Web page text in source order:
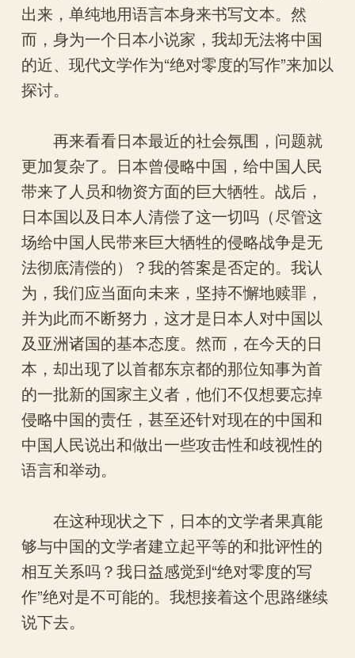
出来，单纯地用语言本身来书写文本。然
而，身为一个日本小说家，我却无法将中国
的近、现代文学作为“绝对零度的写作”来加以
探讨。
再来看看日本最近的社会氛围，问题就
更加复杂了。日本曾侵略中国，给中国人民
带来了人员和物资方面的巨大牺牲。战后，
日本国以及日本人清偿了这一切吗（尽管这
场给中国人民带来巨大牺牲的侵略战争是无
法彻底清偿的）？我的答案是否定的。我认
为，我们应当面向未来，坚持不懈地赎罪，
并为此而不断努力，这才是日本人对中国以
及亚洲诸国的基本态度。然而，在今天的日
本，却出现了以首都东京都的那位知事为首
的一批新的国家主义者，他们不仅想要忘掉
侵略中国的责任，甚至还针对现在的中国和
中国人民说出和做出一些攻击性和歧视性的
语言和举动。
在这种现状之下，日本的文学者果真能
够与中国的文学者建立起平等的和批评性的
相互关系吗？我日益感觉到“绝对零度的写
作”绝对是不可能的。我想接着这个思路继续
说下去。